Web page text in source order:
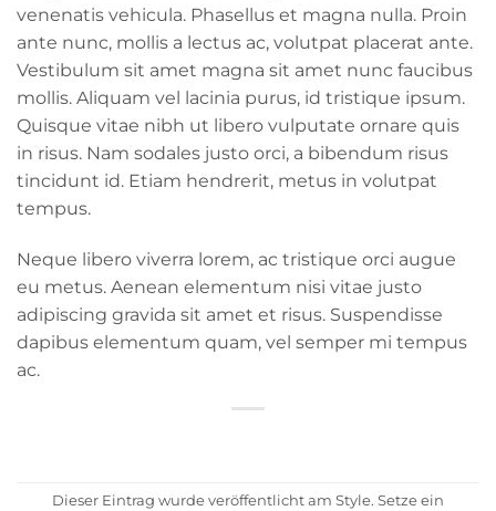
venenatis vehicula. Phasellus et magna nulla. Proin
ante nunc, mollis a lectus ac, volutpat placerat ante.
Vestibulum sit amet magna sit amet nunc faucibus
mollis. Aliquam vel lacinia purus, id tristique ipsum.
Quisque vitae nibh ut libero vulputate ornare quis
in risus. Nam sodales justo orci, a bibendum risus
tincidunt id. Etiam hendrerit, metus in volutpat
tempus.
Neque libero viverra lorem, ac tristique orci augue
eu metus. Aenean elementum nisi vitae justo
adipiscing gravida sit amet et risus. Suspendisse
dapibus elementum quam, vel semper mi tempus
ac.
Dieser Eintrag wurde veröffentlicht am Style. Setze ein